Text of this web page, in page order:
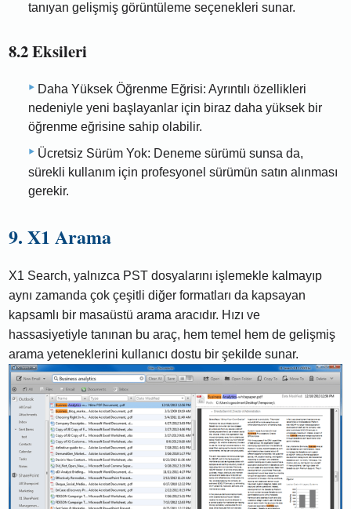
tanıyan gelişmiş görüntüleme seçenekleri sunar.
8.2 Eksileri
Daha Yüksek Öğrenme Eğrisi: Ayrıntılı özellikleri
nedeniyle yeni başlayanlar için biraz daha yüksek bir
öğrenme eğrisine sahip olabilir.
Ücretsiz Sürüm Yok: Deneme sürümü sunsa da,
sürekli kullanım için profesyonel sürümün satın alınması
gerekir.
9. X1 Arama
X1 Search, yalnızca PST dosyalarını işlemekle kalmayıp
aynı zamanda çok çeşitli diğer formatları da kapsayan
kapsamlı bir masaüstü arama aracıdır. Hızı ve
hassasiyetiyle tanınan bu araç, hem temel hem de gelişmiş
arama yeteneklerini kullanıcı dostu bir şekilde sunar.